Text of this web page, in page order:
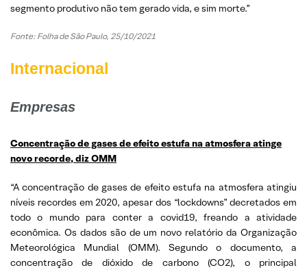
segmento produtivo não tem gerado vida, e sim morte.”
Fonte: Folha de São Paulo, 25/10/2021
Internacional
Empresas
Concentração de gases de efeito estufa na atmosfera atinge
novo recorde, diz OMM
“A concentração de gases de efeito estufa na atmosfera atingiu
níveis recordes em 2020, apesar dos “lockdowns” decretados em
todo o mundo para conter a covid19, freando a atividade
econômica. Os dados são de um novo relatório da Organização
Meteorológica Mundial (OMM). Segundo o documento, a
concentração de dióxido de carbono (CO2), o principal